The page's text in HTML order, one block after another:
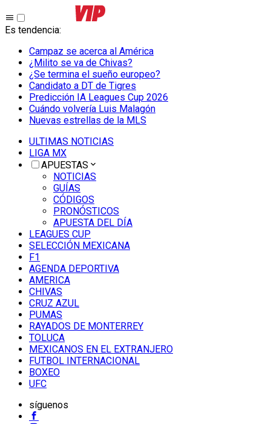
Es tendencia:
Campaz se acerca al América
¿Milito se va de Chivas?
¿Se termina el sueño europeo?
Candidato a DT de Tigres
Predicción IA Leagues Cup 2026
Cuándo volvería Luis Malagón
Nuevas estrellas de la MLS
ULTIMAS NOTICIAS
LIGA MX
APUESTAS
NOTICIAS
GUÍAS
CÓDIGOS
PRONÓSTICOS
APUESTA DEL DÍA
LEAGUES CUP
SELECCIÓN MEXICANA
F1
AGENDA DEPORTIVA
AMERICA
CHIVAS
CRUZ AZUL
PUMAS
RAYADOS DE MONTERREY
TOLUCA
MEXICANOS EN EL EXTRANJERO
FUTBOL INTERNACIONAL
BOXEO
UFC
síguenos